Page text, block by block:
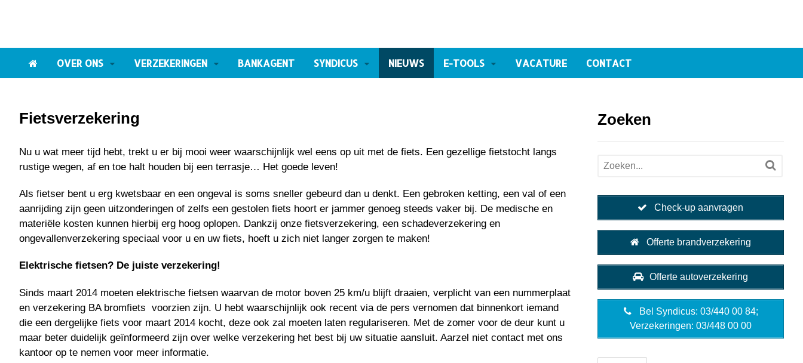
OVER ONS VERZEKERINGEN BANKAGENT SYNDICUS NIEUWS E-TOOLS VACATURE CONTACT
Fietsverzekering
Nu u wat meer tijd hebt, trekt u er bij mooi weer waarschijnlijk wel eens op uit met de fiets. Een gezellige fietstocht langs
rustige wegen, af en toe halt houden bij een terrasje… Het goede leven!
Als fietser bent u erg kwetsbaar en een ongeval is soms sneller gebeurd dan u denkt. Een gebroken ketting, een val of een
aanrijding zijn geen uitzonderingen of zelfs een gestolen fiets hoort er jammer genoeg steeds vaker bij. De medische en
materiële kosten kunnen hierbij erg hoog oplopen. Dankzij onze fietsverzekering, een schadeverzekering en
ongevallenverzekering speciaal voor u en uw fiets, hoeft u zich niet langer zorgen te maken!
Elektrische fietsen? De juiste verzekering!
Sinds maart 2014 moeten elektrische fietsen waarvan de motor boven 25 km/u blijft draaien, verplicht van een nummerplaat
en verzekering BA bromfiets voorzien zijn. U hebt waarschijnlijk ook recent via de pers vernomen dat binnenkort iemand
die een dergelijke fiets voor maart 2014 kocht, deze ook zal moeten laten regulariseren. Met de zomer voor de deur kunt u
maar beter duidelijk geïnformeerd zijn over welke verzekering het best bij uw situatie aansluit. Aarzel niet contact met ons
kantoor op te nemen voor meer informatie.
Zoeken
Check-up aanvragen
Offerte brandverzekering
Offerte autoverzekering
Bel Syndicus: 03/440 00 84;
Verzekeringen: 03/448 00 00